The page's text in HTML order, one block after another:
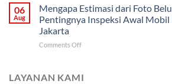
dari
Malang
Mana
yang
Memantau
Restorasi
Jarak
Pemilik
06
Aug
Mengapa Estimasi dari Foto
Pentingnya Inspeksi Awal Mobil
Jakarta
Comments Offon
dari
LAYANAN KAMI